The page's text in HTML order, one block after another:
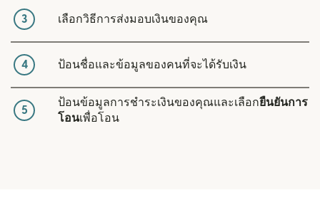
3 เลือกวิธีการส่งมอบเงินของคุณ
4 ป้อนชื่อและข้อมูลของคนที่จะได้รับเงิน
5
ป้อนข้อมูลการชำระเงินของคุณและเลือกยืนยันการ
โอนเพื่อโอน